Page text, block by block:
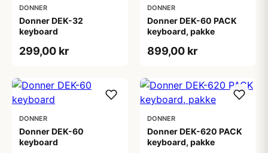
DONNER
Donner DEK-32
keyboard
299,00 kr
DONNER
Donner DEK-60 PACK
keyboard, pakke
899,00 kr
DONNER
Donner DEK-60
keyboard
DONNER
Donner DEK-620 PACK
keyboard, pakke